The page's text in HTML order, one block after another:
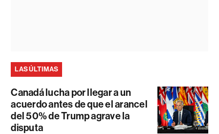
LAS ÚLTIMAS
Canadá lucha por llegar a un
acuerdo antes de que el arancel
del 50% de Trump agrave la
disputa